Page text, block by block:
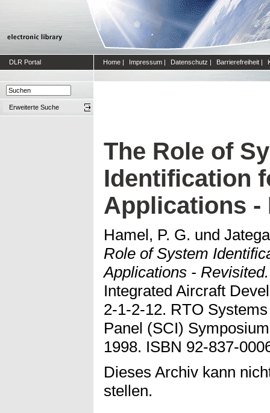
DLR Portal Home | Impressum | Datenschutz | Barrierefreiheit |
Erweiterte Suche
The Role of
Identification
Applications -
Hamel, P. G. und
Role of System
Applications - Revisited.
Integrated Aircraft
2-1-2-12. RTO
Panel (SCI)
1998. ISBN 92-837-
Dieses Archiv kann
stellen.